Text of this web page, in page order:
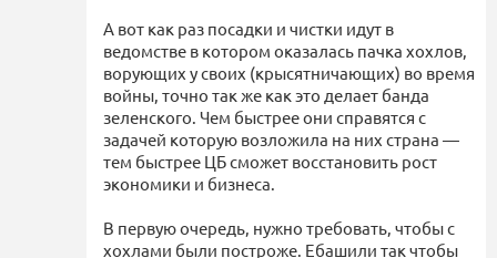
А вот как раз посадки и чистки идут в
ведомстве в котором оказалась пачка хохлов,
ворующих у своих (крысятничающих) во время
войны, точно так же как это делает банда
зеленского. Чем быстрее они справятся с
задачей которую возложила на них страна —
тем быстрее ЦБ сможет восстановить рост
экономики и бизнеса.
В первую очередь, нужно требовать, чтобы с
хохлами были построже. Ебашили так чтобы